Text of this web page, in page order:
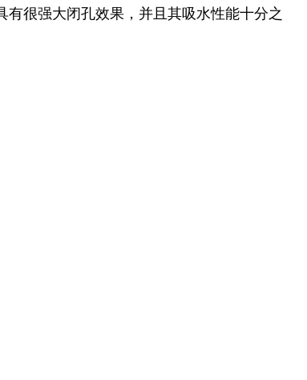
很强大闭孔效果，并且其吸水性能十分之